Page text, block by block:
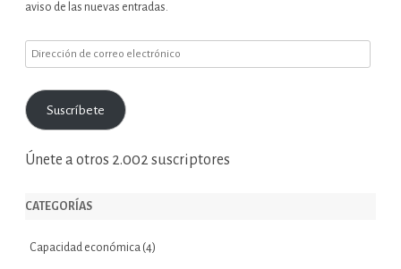
aviso de las nuevas entradas.
Dirección
correo
electrónico
Suscríbete
Únete a otros 2.002 suscriptores
CATEGORÍAS
Capacidad económica (4)